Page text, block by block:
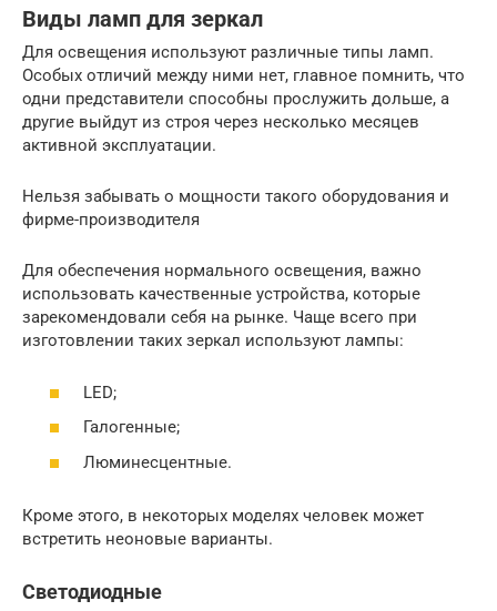
Виды ламп для зеркал
Для освещения используют различные типы ламп.
Особых отличий между ними нет, главное помнить, что
одни представители способны прослужить дольше, а
другие выйдут из строя через несколько месяцев
активной эксплуатации.
Нельзя забывать о мощности такого оборудования и
фирме-производителя
Для обеспечения нормального освещения, важно
использовать качественные устройства, которые
зарекомендовали себя на рынке. Чаще всего при
изготовлении таких зеркал используют лампы:
LED;
Галогенные;
Люминесцентные.
Кроме этого, в некоторых моделях человек может
встретить неоновые варианты.
Светодиодные